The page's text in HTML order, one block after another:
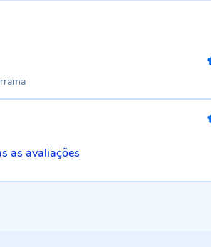
as avaliações